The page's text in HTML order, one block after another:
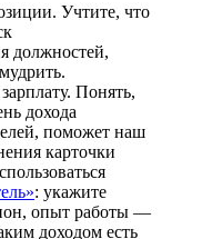
Учтите, что
должностей,
Понять,
дохода
поможет наш
карточки
: укажите
опыт работы —
доходом есть